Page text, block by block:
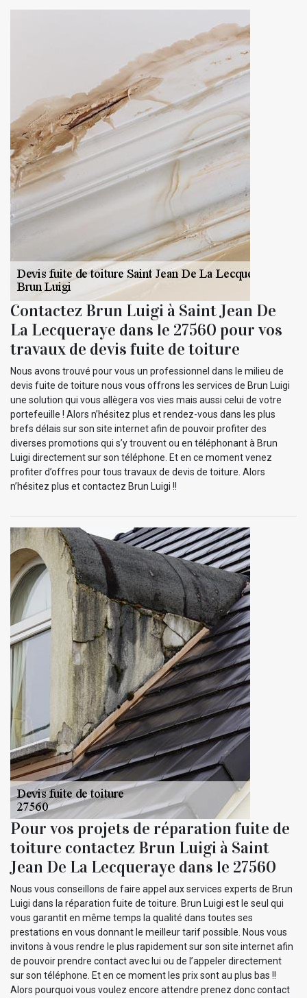
Contactez Brun Luigi à Saint Jean De
La Lecqueraye dans le 27560 pour vos
travaux de devis fuite de toiture
Nous avons trouvé pour vous un professionnel dans le milieu de
devis fuite de toiture nous vous offrons les services de Brun Luigi
une solution qui vous allègera vos vies mais aussi celui de votre
portefeuille ! Alors n’hésitez plus et rendez-vous dans les plus
brefs délais sur son site internet afin de pouvoir profiter des
diverses promotions qui s’y trouvent ou en téléphonant à Brun
Luigi directement sur son téléphone. Et en ce moment venez
profiter d’offres pour tous travaux de devis de toiture. Alors
n’hésitez plus et contactez Brun Luigi !!
Pour vos projets de réparation fuite de
toiture contactez Brun Luigi à Saint
Jean De La Lecqueraye dans le 27560
Nous vous conseillons de faire appel aux services experts de Brun
Luigi dans la réparation fuite de toiture. Brun Luigi est le seul qui
vous garantit en même temps la qualité dans toutes ses
prestations en vous donnant le meilleur tarif possible. Nous vous
invitons à vous rendre le plus rapidement sur son site internet afin
de pouvoir prendre contact avec lui ou de l’appeler directement
sur son téléphone. Et en ce moment les prix sont au plus bas !!
Alors pourquoi vous voulez encore attendre prenez donc contact